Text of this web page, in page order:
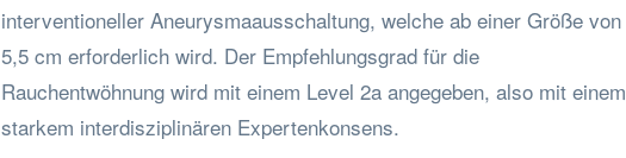
interventioneller Aneurysmaausschaltung, welche ab einer Größe von
5,5 cm erforderlich wird. Der Empfehlungsgrad für die
Rauchentwöhnung wird mit einem Level 2a angegeben, also mit einem
starkem interdisziplinären Expertenkonsens.